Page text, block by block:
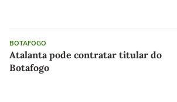
BOTAFOGO
Atalanta pode contratar titular do
Botafogo